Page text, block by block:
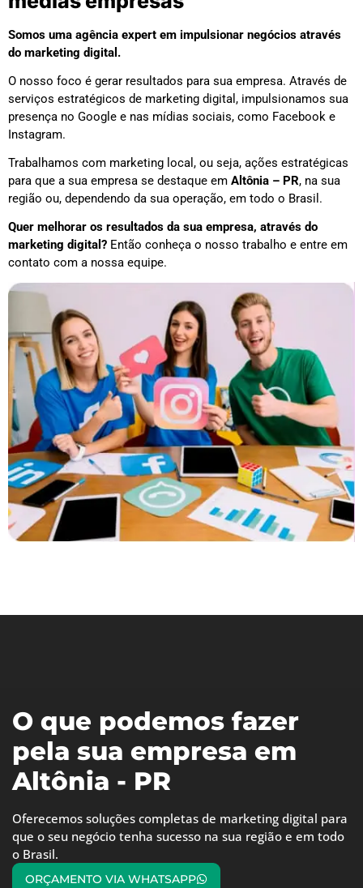
Somos uma agência expert em impulsionar negócios através
do marketing digital.
O nosso foco é gerar resultados para sua empresa. Através de
serviços estratégicos de marketing digital, impulsionamos sua
presença no Google e nas mídias sociais, como Facebook e
Instagram.
Trabalhamos com marketing local, ou seja, ações estratégicas
para que a sua empresa se destaque em Altônia – PR, na sua
região ou, dependendo da sua operação, em todo o Brasil.
Quer melhorar os resultados da sua empresa, através do
marketing digital? Então conheça o nosso trabalho e entre em
contato com a nossa equipe.
O que podemos fazer
pela sua empresa em
Altônia - PR
Oferecemos soluções completas de marketing digital para
que o seu negócio tenha sucesso na sua região e em todo
o Brasil.
ORÇAMENTO VIA WHATSAPP